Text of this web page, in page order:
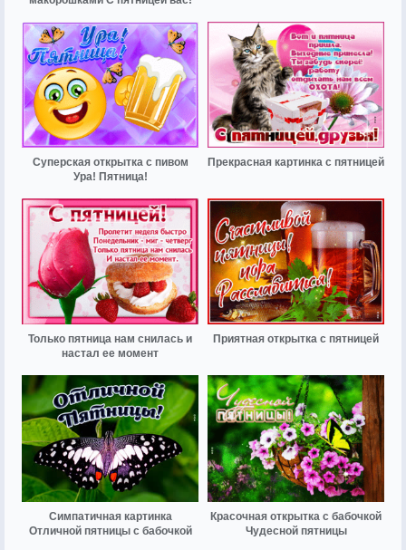
Суперская открытка с пивом
Ура! Пятница!
Прекрасная картинка с пятницей
Только пятница нам снилась и
настал ее момент
Приятная открытка с пятницей
Симпатичная картинка
Отличной пятницы с бабочкой
Красочная открытка с бабочкой
Чудесной пятницы